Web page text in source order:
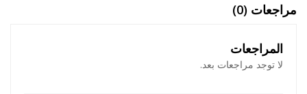
مراجعات (0)
المراجعات
لا توجد مراجعات بعد.